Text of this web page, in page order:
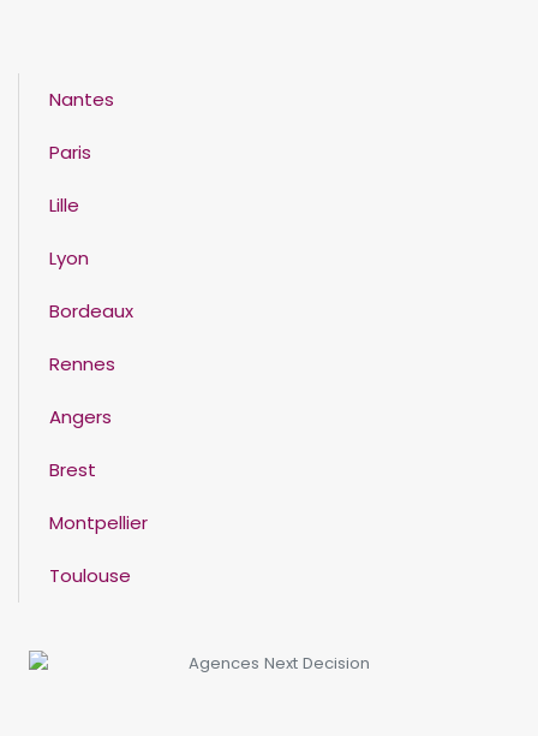
Nantes
Paris
Lille
Lyon
Bordeaux
Rennes
Angers
Brest
Montpellier
Toulouse